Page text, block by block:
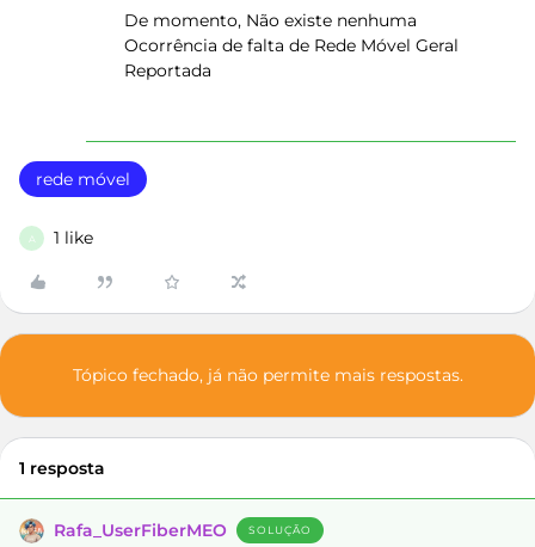
De momento, Não existe nenhuma
Ocorrência de falta de Rede Móvel Geral
Reportada
rede móvel
A 1 like
Tópico fechado, já não permite mais respostas.
1 resposta
Rafa_UserFiberMEO SOLUÇÃO